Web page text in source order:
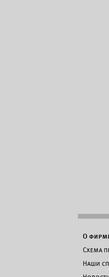
О
Схема
Наши